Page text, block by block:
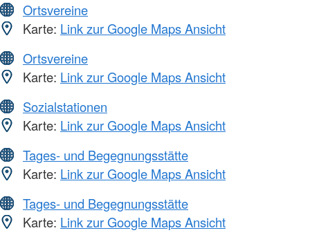
Ortsvereine
Karte: Link zur Google Maps Ansicht
Ortsvereine
Karte: Link zur Google Maps Ansicht
Sozialstationen
Karte: Link zur Google Maps Ansicht
Tages- und Begegnungsstätte
Karte: Link zur Google Maps Ansicht
Tages- und Begegnungsstätte
Karte: Link zur Google Maps Ansicht